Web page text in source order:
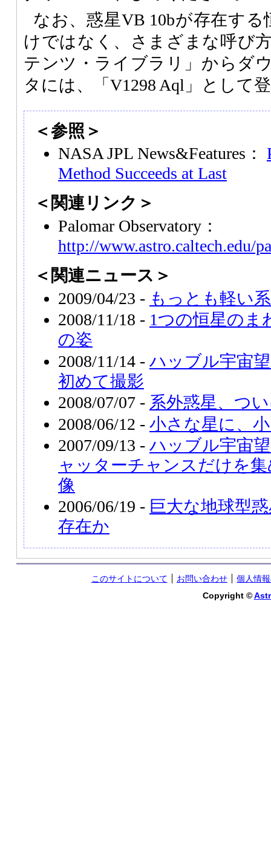
なお、惑星VB 10bが存在す
けではなく、さまざまな呼び
テンツ・ライブラリ」からダ
タには、「V1298 Aql」として
＜参照＞
NASA JPL News&Features：
Method Succeeds at Last
＜関連リンク＞
Palomar Observatory：
http://www.astro.caltech.edu/
＜関連ニュース＞
2009/04/23 - もっとも軽い
2008/11/18 - 1つの恒星のま
の姿
2008/11/14 - ハッブル宇宙
初めて撮影
2008/07/07 - 系外惑星、つ
2008/06/12 - 小さな星に、
2007/09/13 - ハッブル宇宙
ャッターチャンスだけを
像
2006/06/19 - 巨大な地球型
存在か
このサイトについて お問い合わせ
個人情
Copyright ©